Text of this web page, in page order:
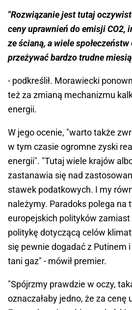
"Rozwiązanie jest tutaj
ceny uprawnień do emisji CO2,
ze ścianą, a wiele
przeżywać bardzo trudne
- podkreślił. Morawiecki
też za zmianą mechanizmu
energii.
W jego ocenie, "warto także
w tym czasie ogromne zyski
energii". "Tutaj wiele krajów
zastanawia się nad
stawek podatkowych. I my
należymy. Paradoks polega na
europejskich polityków
politykę dotyczącą celów
się pewnie dogadać z Putinem
tani gaz" - mówił premier.
"Spójrzmy prawdzie w oczy,
oznaczałaby jedno, że za cenę